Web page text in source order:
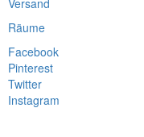
Versand
Räume
Facebook
Pinterest
Twitter
Instagram